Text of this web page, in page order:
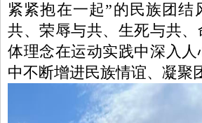
紧紧抱在一起”的民族团结
共、荣辱与共、生死与共、
体理念在运动实践中深入
中不断增进民族情谊、凝聚